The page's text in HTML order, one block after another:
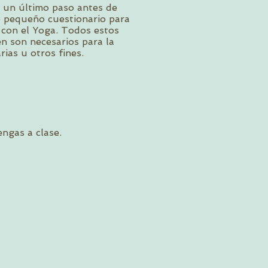
último paso antes de
cuestionario para
el Yoga. Todos estos
son necesarios para la
u otros fines.
a clase.